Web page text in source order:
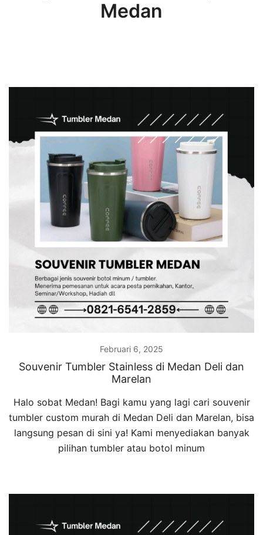
Medan
Februari 6, 2025
Souvenir Tumbler Stainless di Medan Deli dan
Marelan
Halo sobat Medan! Bagi kamu yang lagi cari souvenir
tumbler custom murah di Medan Deli dan Marelan, bisa
langsung pesan di sini ya! Kami menyediakan banyak
pilihan tumbler atau botol minum